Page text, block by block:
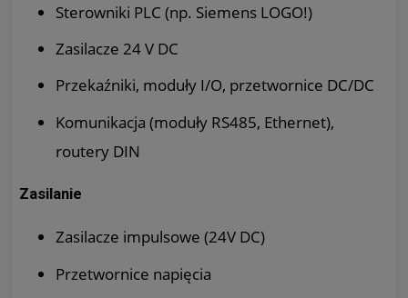
Sterowniki PLC (np. Siemens LOGO!)
Zasilacze 24 V DC
Przekaźniki, moduły I/O, przetwornice DC/DC
Komunikacja (moduły RS485, Ethernet),
routery DIN
Zasilanie
Zasilacze impulsowe (24V DC)
Przetwornice napięcia